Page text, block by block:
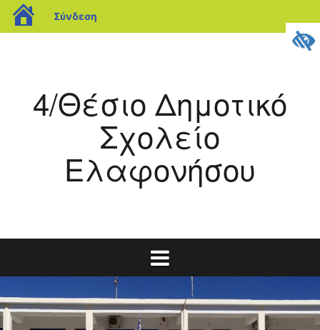
blogs.sch.gr
Σύνδεση
4/Θέσιο Δημοτικό
Σχολείο
Ελαφονήσου